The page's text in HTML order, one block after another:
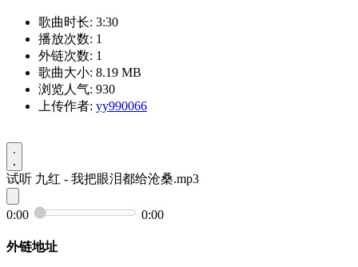
歌曲时长: 3:30
播放次数: 1
外链次数: 1
歌曲大小: 8.19 MB
浏览人气: 930
上传作者: yy990066
试听 九红 - 我把眼泪都给沧桑.mp3
0:00 0:00
外链地址